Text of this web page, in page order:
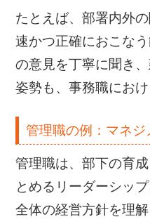
たとえば、部署内外
速かつ正確におこな
の意見を丁寧に聞き
姿勢も、事務職にお
管理職の例：マネ
管理職は、部下の育
とめるリーダーシッ
全体の経営方針を理